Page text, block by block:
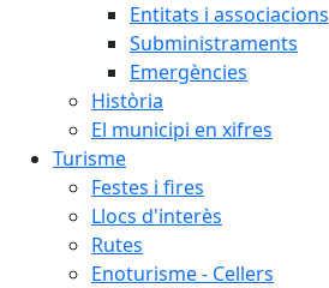
Entitats i associacions
Subministraments
Emergències
Història
El municipi en xifres
Turisme
Festes i fires
Llocs d'interès
Rutes
Enoturisme - Cellers